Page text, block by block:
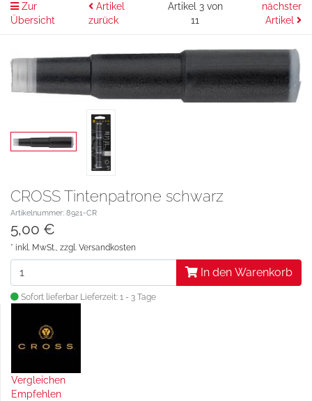
Zur
Übersicht
Artikel
zurück
Artikel 3 von
11
nächster
Artikel
CROSS Tintenpatrone schwarz
Artikelnummer: 8921-CR
5,00 €
* inkl. MwSt., zzgl. Versandkosten
In den Warenkorb
Sofort lieferbar Lieferzeit: 1 - 3 Tage
Vergleichen
Empfehlen